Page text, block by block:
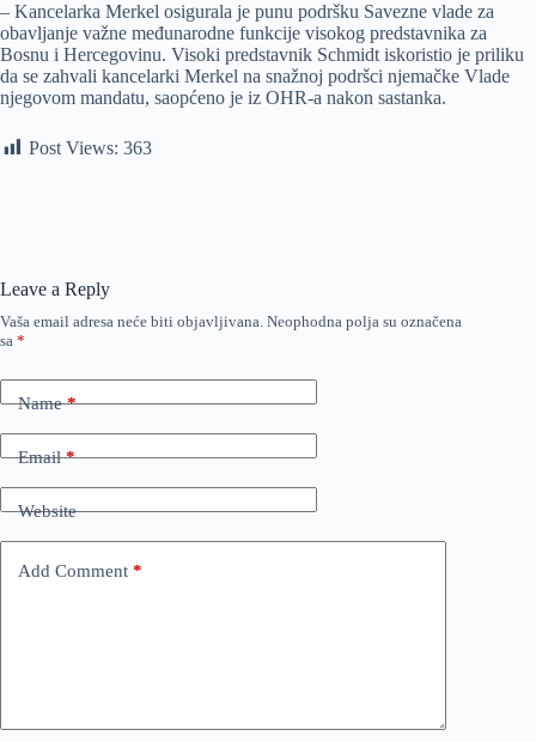
– Kancelarka Merkel osigurala je punu podršku Savezne vlade za
obavljanje važne međunarodne funkcije visokog predstavnika za
Bosnu i Hercegovinu. Visoki predstavnik Schmidt iskoristio je priliku
da se zahvali kancelarki Merkel na snažnoj podršci njemačke Vlade
njegovom mandatu, saopćeno je iz OHR-a nakon sastanka.
Post Views: 363
Leave a Reply
Vaša email adresa neće biti objavljivana. Neophodna polja su označena
sa *
Name*
Email*
Website
Add Comment *